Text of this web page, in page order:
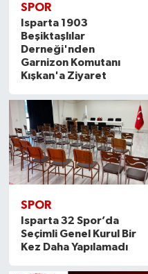
SPOR
Isparta 1903
Beşiktaşlılar
Derneği'nden
Garnizon Komutanı
Kışkan'a Ziyaret
SPOR
Isparta 32 Spor’da
Seçimli Genel Kurul Bir
Kez Daha Yapılamadı